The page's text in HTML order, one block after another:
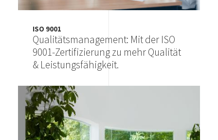
ISO 9001
Qualitätsmanagement: Mit der ISO
9001-Zertifizierung zu mehr Qualität
& Leistungsfähigkeit.
Image